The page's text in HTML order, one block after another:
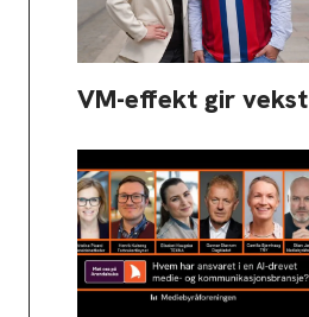
VM-effekt gir vekst